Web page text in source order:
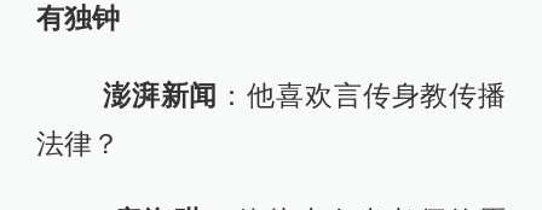
有独钟
澎湃新闻 ：他喜欢言传身教传播
法律？